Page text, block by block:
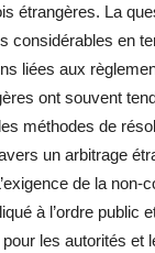
étrangères. La
considérables en
liées aux
ont souvent
méthodes de
un arbitrage
de la non-
à l’ordre public
les autorités et